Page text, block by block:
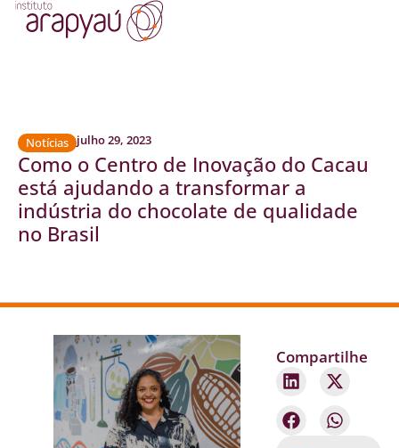
Notícias julho 29, 2023
Como o Centro de Inovação do Cacau
está ajudando a transformar a
indústria do chocolate de qualidade
no Brasil
Compartilhe